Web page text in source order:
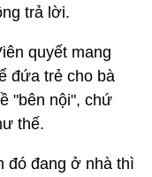
trả lời.
quyết mang
đứa trẻ cho bà
"bên nội", chứ
thế.
đó đang ở nhà thì